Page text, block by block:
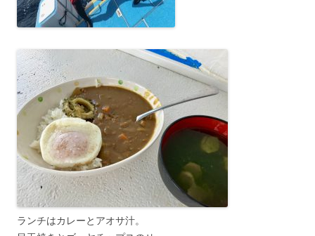
ランチはカレーとアオサ汁。